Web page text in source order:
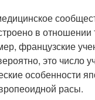
в
французские
это число
особенности
расы.